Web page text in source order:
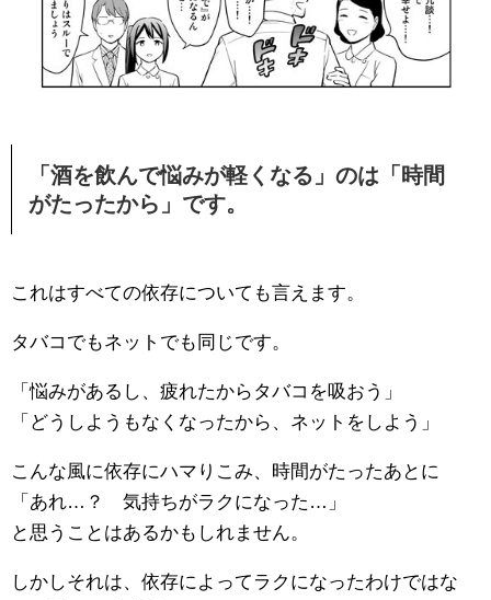
「酒を飲んで悩みが軽くなる」のは「時間
がたったから」です。
これはすべての依存についても言えます。
タバコでもネットでも同じです。
「悩みがあるし、疲れたからタバコを吸おう」
「どうしようもなくなったから、ネットをしよう」
こんな風に依存にハマりこみ、時間がたったあとに
「あれ…？ 気持ちがラクになった…」
と思うことはあるかもしれません。
しかしそれは、依存によってラクになったわけではな